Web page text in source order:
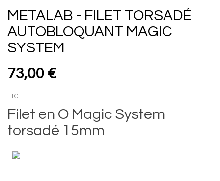
METALAB - FILET TORSADÉ
AUTOBLOQUANT MAGIC
SYSTEM
73,00 €
TTC
Filet en O Magic System
torsadé 15mm